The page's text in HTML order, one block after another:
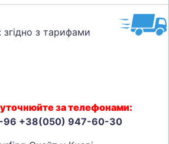
згідно з тарифами
уточнюйте за телефонами:
+38(050) 947-60-30